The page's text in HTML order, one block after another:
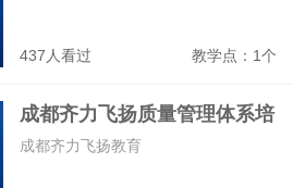
437人看过 教学点：1个
成都齐力飞扬质量管理体系培
训班
成都齐力飞扬教育